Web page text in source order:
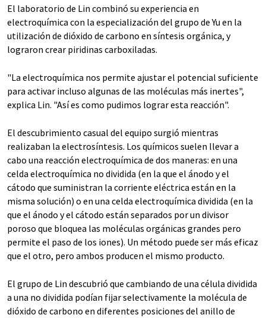
El laboratorio de Lin combinó su experiencia en
electroquímica con la especialización del grupo de Yu en la
utilización de dióxido de carbono en síntesis orgánica, y
lograron crear piridinas carboxiladas.
"La electroquímica nos permite ajustar el potencial suficiente
para activar incluso algunas de las moléculas más inertes",
explica Lin. "Así es como pudimos lograr esta reacción".
El descubrimiento casual del equipo surgió mientras
realizaban la electrosíntesis. Los químicos suelen llevar a
cabo una reacción electroquímica de dos maneras: en una
celda electroquímica no dividida (en la que el ánodo y el
cátodo que suministran la corriente eléctrica están en la
misma solución) o en una celda electroquímica dividida (en la
que el ánodo y el cátodo están separados por un divisor
poroso que bloquea las moléculas orgánicas grandes pero
permite el paso de los iones). Un método puede ser más eficaz
que el otro, pero ambos producen el mismo producto.
El grupo de Lin descubrió que cambiando de una célula dividida
a una no dividida podían fijar selectivamente la molécula de
dióxido de carbono en diferentes posiciones del anillo de